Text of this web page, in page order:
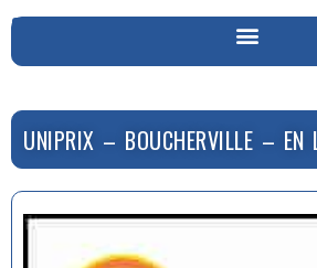
UNIPRIX – BOUCHERVILLE – EN